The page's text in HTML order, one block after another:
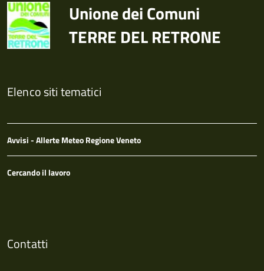
Unione dei Comuni
TERRE DEL RETRONE
Elenco siti tematici
Avvisi - Allerte Meteo Regione Veneto
Cercando il lavoro
Contatti